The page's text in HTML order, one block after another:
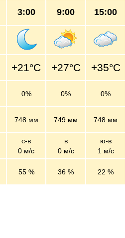
3:00 9:00 15:00
+21°C +27°C +35°C
0% 0% 0%
748 мм 749 мм 748 мм
с-в
0 м/c
в
0 м/c
ю-в
1 м/c
55 % 36 % 22 %